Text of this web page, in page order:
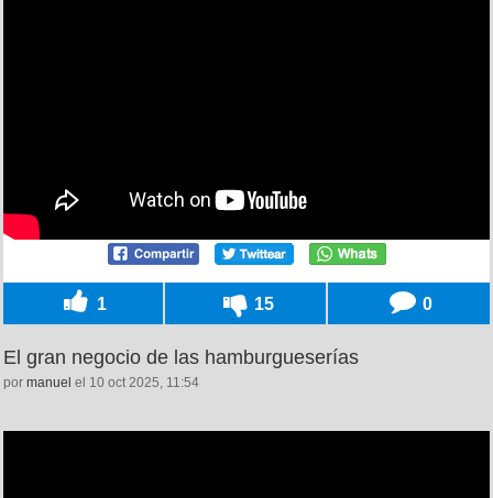
1 15 0
El gran negocio de las hamburgueserías
por manuel el 10 oct 2025, 11:54